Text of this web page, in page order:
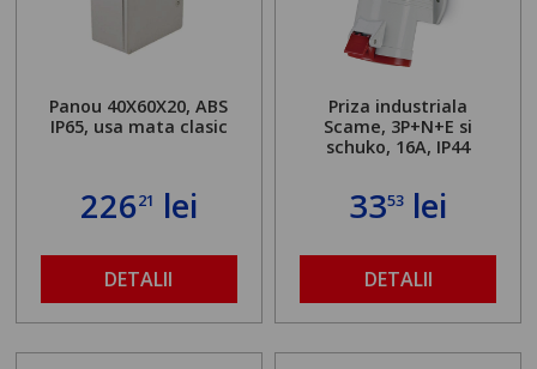
Panou 40X60X20, ABS
IP65, usa mata clasic
22621 lei
DETALII
Priza industriala
Scame, 3P+N+E si
schuko, 16A, IP44
3353 lei
DETALII